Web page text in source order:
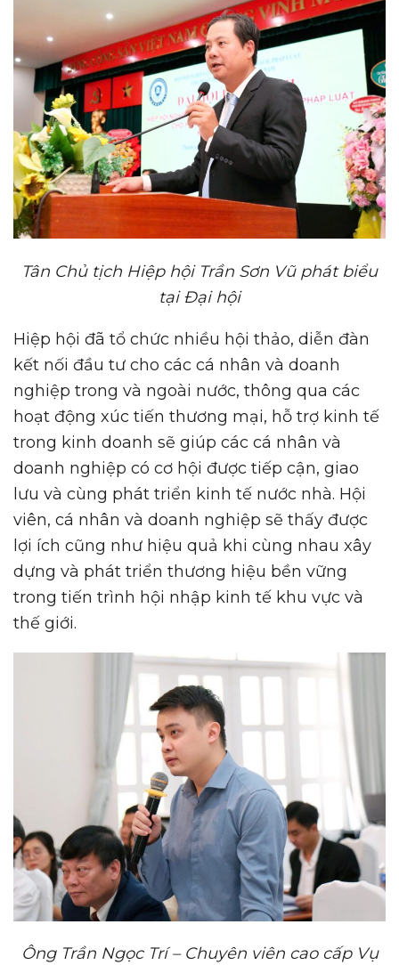
Tân Chủ tịch Hiệp hội Trần Sơn Vũ phát biểu
tại Đại hội
Hiệp hội đã tổ chức nhiều hội thảo, diễn đàn
kết nối đầu tư cho các cá nhân và doanh
nghiệp trong và ngoài nước, thông qua các
hoạt động xúc tiến thương mại, hỗ trợ kinh tế
trong kinh doanh sẽ giúp các cá nhân và
doanh nghiệp có cơ hội được tiếp cận, giao
lưu và cùng phát triển kinh tế nước nhà. Hội
viên, cá nhân và doanh nghiệp sẽ thấy được
lợi ích cũng như hiệu quả khi cùng nhau xây
dựng và phát triển thương hiệu bền vững
trong tiến trình hội nhập kinh tế khu vực và
thế giới.
Ông Trần Ngọc Trí – Chuyên viên cao cấp Vụ